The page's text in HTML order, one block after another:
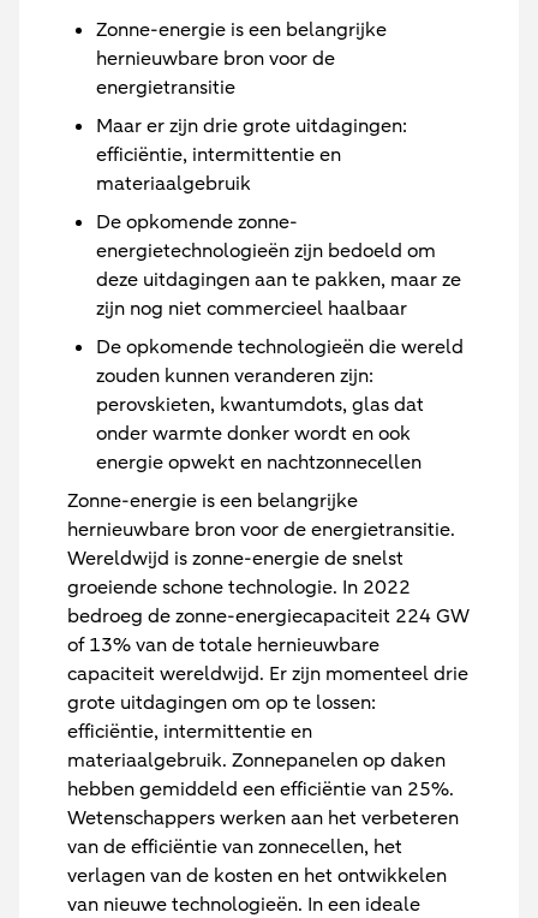
Zonne-energie is een belangrijke
hernieuwbare bron voor de
energietransitie
Maar er zijn drie grote uitdagingen:
efficiëntie, intermittentie en
materiaalgebruik
De opkomende zonne-
energietechnologieën zijn bedoeld om
deze uitdagingen aan te pakken, maar ze
zijn nog niet commercieel haalbaar
De opkomende technologieën die wereld
zouden kunnen veranderen zijn:
perovskieten, kwantumdots, glas dat
onder warmte donker wordt en ook
energie opwekt en nachtzonnecellen
Zonne-energie is een belangrijke
hernieuwbare bron voor de energietransitie.
Wereldwijd is zonne-energie de snelst
groeiende schone technologie. In 2022
bedroeg de zonne-energiecapaciteit 224 GW
of 13% van de totale hernieuwbare
capaciteit wereldwijd. Er zijn momenteel drie
grote uitdagingen om op te lossen:
efficiëntie, intermittentie en
materiaalgebruik. Zonnepanelen op daken
hebben gemiddeld een efficiëntie van 25%.
Wetenschappers werken aan het verbeteren
van de efficiëntie van zonnecellen, het
verlagen van de kosten en het ontwikkelen
van nieuwe technologieën. In een ideale